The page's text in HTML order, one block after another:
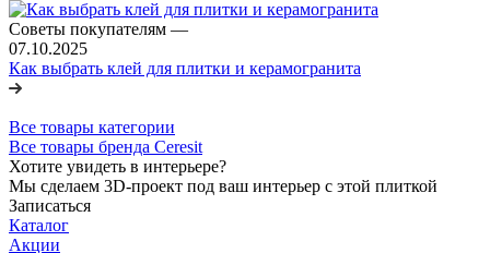
Советы покупателям —
07.10.2025
Как выбрать клей для плитки и керамогранита
Все товары категории
Все товары бренда Ceresit
Хотите увидеть в интерьере?
Мы сделаем 3D-проект под ваш интерьер с этой плиткой
Записаться
Каталог
Акции